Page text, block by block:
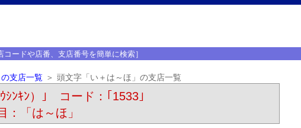
ードや店番、支店番号を簡単に検索］
支店一覧 頭文字「い＋は～ほ」の支店一覧
ｼﾝｷﾝ）｣ コード：｢1533｣
「は～ほ」